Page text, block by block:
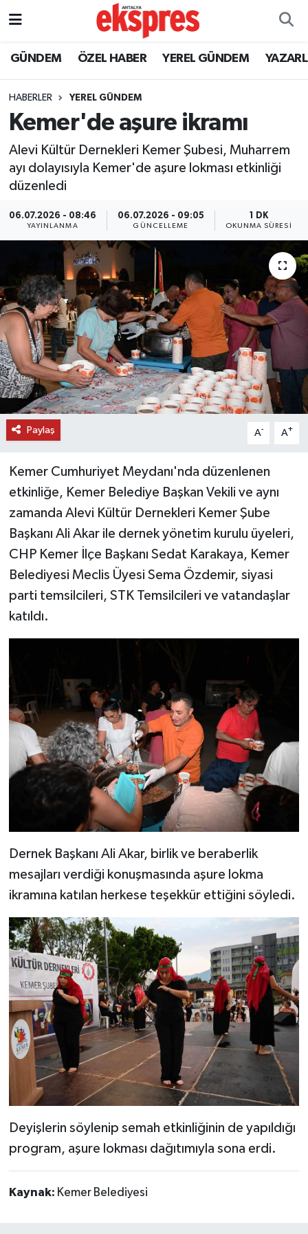
GÜNDEM ÖZEL HABER YEREL GÜNDEM
HABERLER YEREL GÜNDEM
Kemer'de aşure ikramı
Alevi Kültür Dernekleri Kemer Şubesi, Muharrem
ayı dolayısıyla Kemer'de aşure lokması etkinliği
düzenledi
06.07.2026 - 08:46
YAYINLANMA
06.07.2026 - 09:05
GÜNCELLEME
1 DK
OKUNMA SÜRESI
Paylaş A- A+
Kemer Cumhuriyet Meydanı'nda düzenlenen
etkinliğe, Kemer Belediye Başkan Vekili ve aynı
zamanda Alevi Kültür Dernekleri Kemer Şube
Başkanı Ali Akar ile dernek yönetim kurulu üyeleri,
CHP Kemer İlçe Başkanı Sedat Karakaya, Kemer
Belediyesi Meclis Üyesi Sema Özdemir, siyasi
parti temsilcileri, STK Temsilcileri ve vatandaşlar
katıldı.
Dernek Başkanı Ali Akar, birlik ve beraberlik
mesajları verdiği konuşmasında aşure lokma
ikramına katılan herkese teşekkür ettiğini söyledi.
Deyişlerin söylenip semah etkinliğinin de yapıldığı
program, aşure lokması dağıtımıyla sona erdi.
Kaynak: Kemer Belediyesi
ÖZEL HABER
YEREL GÜNDEM
EKONOMİ
KÜLTÜR - SANAT
SPOR
SİYASET
SAĞLIK
DÜNYA
EĞİTİM
TURİZM
RÖPORTAJ
VİDEO HABERLER
YAZARLAR
RESMİ İLAN
MAGAZİN
Nöbetçi Eczaneler
Trafik Durumu
Süper Lig Puan Durumu ve Fikstür
Tüm Manşetler
Son Dakika Haberleri
Haber Arşivi